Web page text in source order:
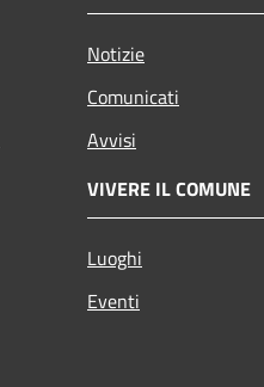
Notizie
Comunicati
Avvisi
VIVERE IL COMUNE
Luoghi
Eventi